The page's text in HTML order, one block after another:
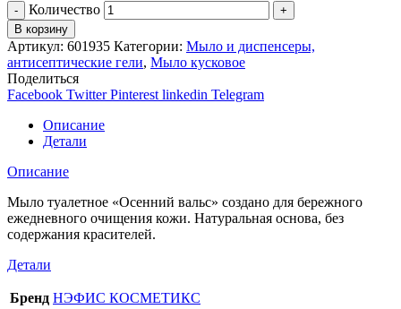
Количество
В корзину
Артикул: 601935 Категории: Мыло и диспенсеры,
антисептические гели, Мыло кусковое
Поделиться
Facebook Twitter Pinterest linkedin Telegram
Описание
Детали
Описание
Мыло туалетное «Осенний вальс» создано для бережного
ежедневного очищения кожи. Натуральная основа, без
содержания красителей.
Детали
Бренд НЭФИС КОСМЕТИКС